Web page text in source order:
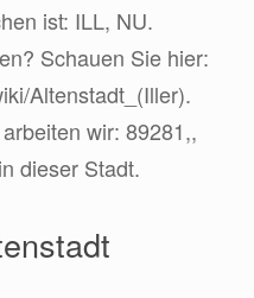
ist: ILL, NU.
Schauen Sie hier:
Altenstadt_(Iller).
wir: 89281,,
dieser Stadt.